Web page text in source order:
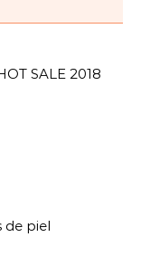
SALE 2018
de piel